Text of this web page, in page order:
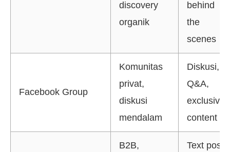
discovery
organik
behind
the
scenes
Facebook Group
Komunitas
privat,
diskusi
mendalam
Diskusi,
Q&A,
exclusive
content
B2B,
Text post,